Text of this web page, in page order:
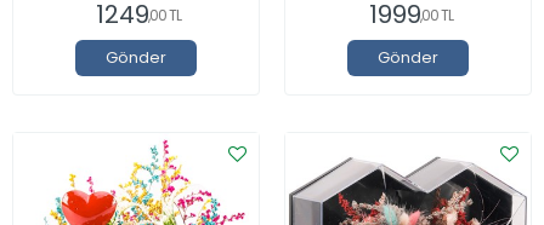
1249,00 TL
Gönder
1999,00 TL
Gönder